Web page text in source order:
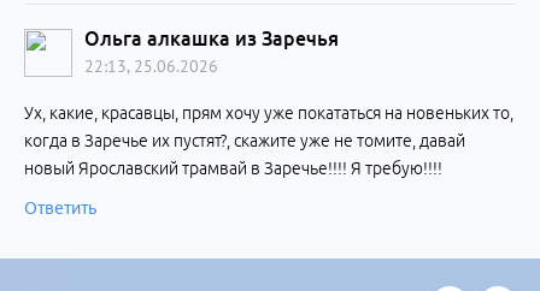
Ольга алкашка из Заречья
22:13, 25.06.2026
Ух, какие, красавцы, прям хочу уже покататься на новеньких то,
когда в Заречье их пустят?, скажите уже не томите, давай
новый Ярославский трамвай в Заречье!!!! Я требую!!!!
Ответить